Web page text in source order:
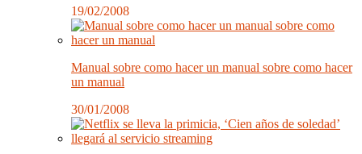
19/02/2008
Manual sobre como hacer un manual sobre como hacer
un manual
30/01/2008